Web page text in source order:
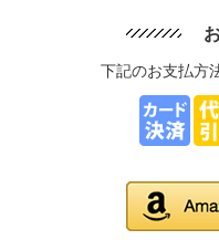
下記のお支払方